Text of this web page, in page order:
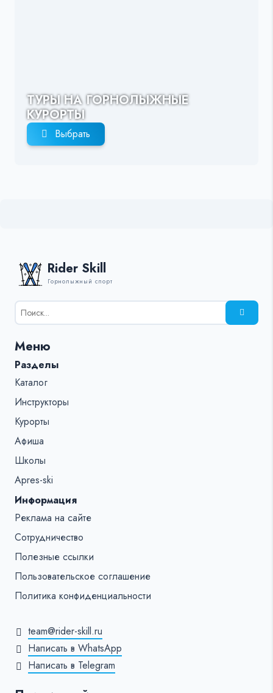
ТУРЫ НА ГОРНОЛЫЖНЫЕ
КУРОРТЫ
Выбрать
Rider Skill
Горнолыжный спорт
Результаты
поиска
%s:
Меню
Разделы
Каталог
Инструкторы
Курорты
Афиша
Школы
Apres-ski
Информация
Реклама на сайте
Сотрудничество
Полезные ссылки
Пользовательское соглашение
Политика конфиденциальности
team@rider-skill.ru
Написать в WhatsApp
Написать в Telegram